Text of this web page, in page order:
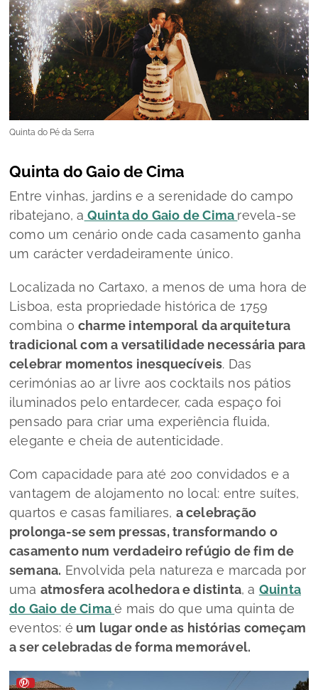
Quinta do Pé da Serra
Quinta do Gaio de Cima
Entre vinhas, jardins e a serenidade do campo
ribatejano, a Quinta do Gaio de Cima revela-se
como um cenário onde cada casamento ganha
um carácter verdadeiramente único.
Localizada no Cartaxo, a menos de uma hora de
Lisboa, esta propriedade histórica de 1759
combina o charme intemporal da arquitetura
tradicional com a versatilidade necessária para
celebrar momentos inesquecíveis. Das
cerimónias ao ar livre aoscocktails nos pátios
iluminados pelo entardecer, cada espaço foi
pensado para criar uma experiência fluida,
elegante e cheia de autenticidade.
Com capacidade para até 200 convidados e a
vantagem de alojamento no local: entre suítes,
quartos e casas familiares, a celebração
prolonga-se sem pressas, transformando o
casamento num verdadeiro refúgio de fim de
semana. Envolvida pela natureza e marcada por
uma atmosfera acolhedora e distinta, a Quinta
do Gaio de Cimaé mais do que uma quinta de
eventos: é um lugar onde as histórias começam
a ser celebradas de forma memorável.